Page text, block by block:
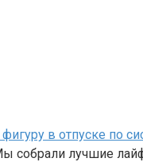
в отпуске по
собрали лучшие